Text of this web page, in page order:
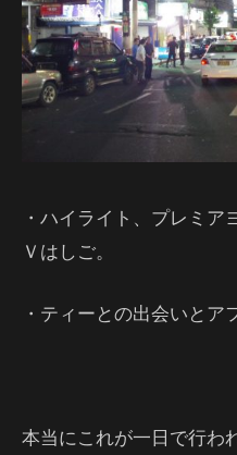
・ハイライト、プレミア
Ｖはしご。
・ティーとの出会いとア
本当にこれが一日で行わ